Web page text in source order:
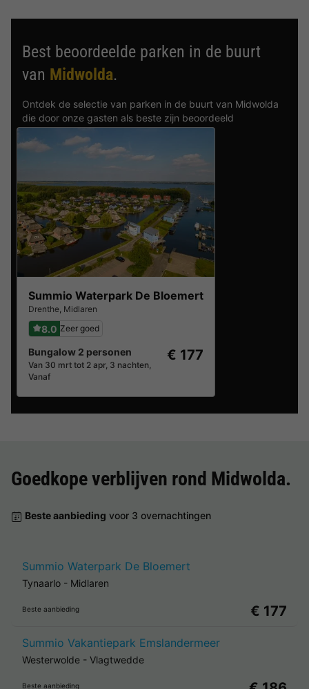
Best beoordeelde parken in de buurt
van Midwolda.
Ontdek de selectie van parken in de buurt van Midwolda
die door onze gasten als beste zijn beoordeeld
Summio Waterpark De Bloemert
Drenthe, Midlaren
8.0 Zeer goed
Bungalow 2 personen
Van 30 mrt tot 2 apr, 3 nachten,
Vanaf
€ 177
Goedkope verblijven rond Midwolda.
Beste aanbieding voor 3 overnachtingen
Summio Waterpark De Bloemert
Tynaarlo - Midlaren
Beste aanbieding € 177
Summio Vakantiepark Emslandermeer
Westerwolde - Vlagtwedde
Beste aanbieding